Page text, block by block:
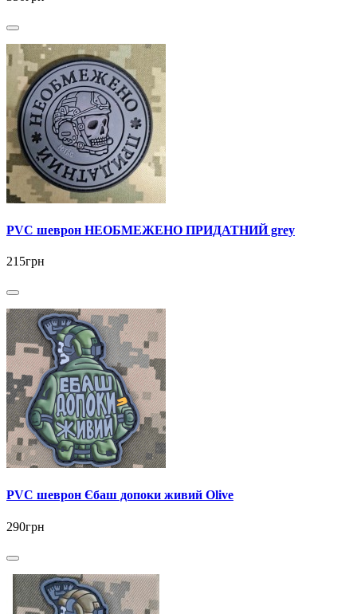
PVC шеврон НЕОБМЕЖЕНО ПРИДАТНИЙ grey
215грн
PVC шеврон Єбаш допоки живий Olive
290грн